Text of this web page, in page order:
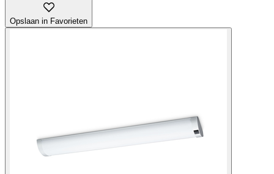
Opslaan in Favorieten